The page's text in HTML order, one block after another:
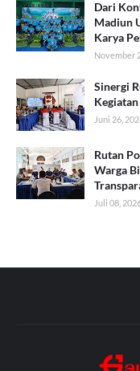
Dari
Madiun
Karya
November
Sinergi
Juni 26,
Rutan
Warga
Juli 08,